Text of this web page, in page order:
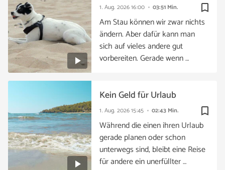
bookmark_border
1. Aug. 202616:00 03:51 Min.
Am Stau können wir zwar nichts
ändern. Aber dafür kann man
sich auf vieles andere gut
vorbereiten. Gerade wenn …
bookmark_border
1. Aug. 202615:45 02:43 Min.
Kein Geld für Urlaub
Während die einen ihren Urlaub
gerade planen oder schon
unterwegs sind, bleibt eine Reise
für andere ein unerfüllter …